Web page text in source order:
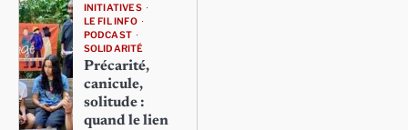
INITIATIVES
LE FIL INFO
PODCAST
SOLIDARITÉ
Précarité,
canicule,
solitude :
quand le lien